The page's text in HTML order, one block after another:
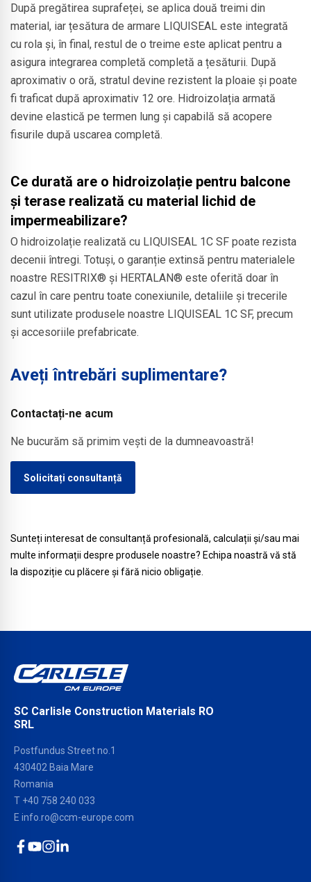
După pregătirea suprafeței, se aplica două treimi din
material, iar țesătura de armare LIQUISEAL este integrată
cu rola și, în final, restul de o treime este aplicat pentru a
asigura integrarea completă completă a țesăturii. După
aproximativ o oră, stratul devine rezistent la ploaie și poate
fi traficat după aproximativ 12 ore. Hidroizolația armată
devine elastică pe termen lung și capabilă să acopere
fisurile după uscarea completă.
Ce durată are o hidroizolație pentru balcone
și terase realizată cu material lichid de
impermeabilizare?
O hidroizolație realizată cu LIQUISEAL 1C SF poate rezista
decenii întregi. Totuși, o garanție extinsă pentru materialele
noastre RESITRIX® și HERTALAN® este oferită doar în
cazul în care pentru toate conexiunile, detaliile și trecerile
sunt utilizate produsele noastre LIQUISEAL 1C SF, precum
și accesoriile prefabricate.
Aveți întrebări suplimentare?
Contactați-ne acum
Ne bucurăm să primim vești de la dumneavoastră!
Solicitați consultanță
Sunteți interesat de consultanță profesională, calculații și/sau mai
multe informații despre produsele noastre? Echipa noastră vă stă
la dispoziție cu plăcere și fără nicio obligație.
SC Carlisle Construction Materials RO
SRL
Postfundus Street no.1
430402 Baia Mare
Romania
T +40 758 240 033
E info.ro@ccm-europe.com